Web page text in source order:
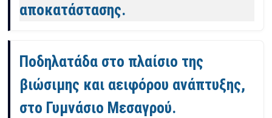
αποκατάστασης.
Ποδηλατάδα στο πλαίσιο της
βιώσιμης και αειφόρου ανάπτυξης,
στο Γυμνάσιο Μεσαγρού.